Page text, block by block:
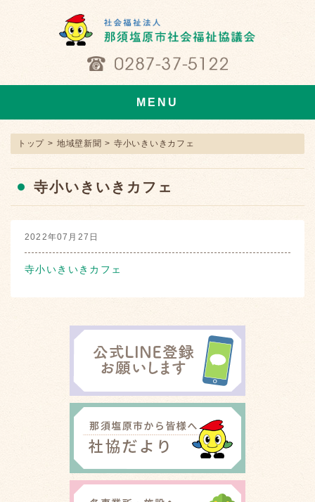
MENU
トップ > 地域壁新聞 > 寺小いきいきカフェ
寺小いきいきカフェ
2022年07月27日
寺小いきいきカフェ